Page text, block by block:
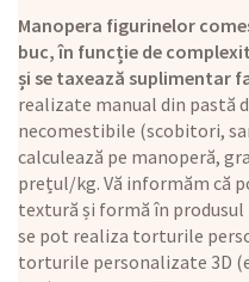
Manopera figurinelor
buc, în funcție de
și se taxează suplimentar
realizate manual din pastă
necomestibile (scobitori,
calculează pe manoperă,
prețul/kg. Vă informăm că
textură și formă în
se pot realiza torturile
torturile personalizate 3D